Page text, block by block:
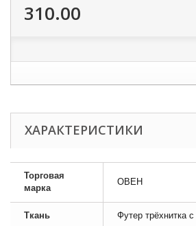
310.00
ХАРАКТЕРИСТИКИ
Торговая
марка
ОВЕН
Ткань Футер трёхнитка